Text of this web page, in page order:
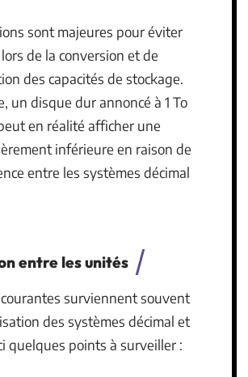
sont majeures pour éviter
de la conversion et de
des capacités de stockage.
un disque dur annoncé à 1 To
en réalité afficher une
inférieure en raison de
entre les systèmes décimal
entre les unités
surviennent souvent
des systèmes décimal et
quelques points à surveiller :